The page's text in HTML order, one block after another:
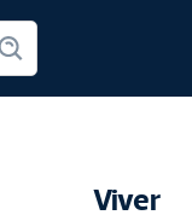
Viver